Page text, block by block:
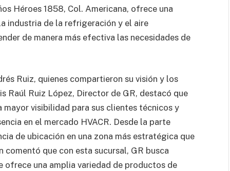
Héroes 1858, Col. Americana, ofrece una
industria de la refrigeración y el aire
de manera más efectiva las necesidades de
Ruiz, quienes compartieron su visión y los
Raúl Ruiz López, Director de GR, destacó que
visibilidad para sus clientes técnicos y
en el mercado HVACR. Desde la parte
de ubicación en una zona más estratégica que
que con esta sucursal, GR busca
ofrece una amplia variedad de productos de